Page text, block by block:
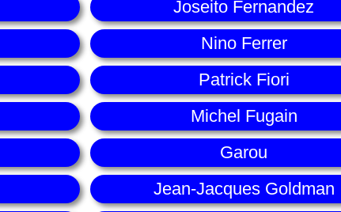
Joseito Fernandez
Nino Ferrer
Patrick Fiori
Michel Fugain
Garou
Jean-Jacques Goldman